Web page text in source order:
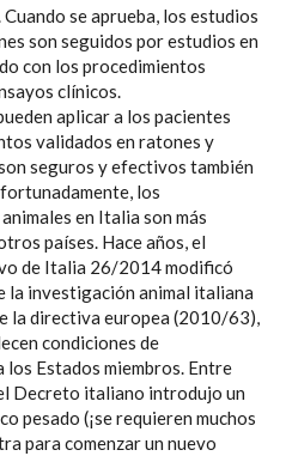
se aprueba, los estudios
son seguidos por estudios en
con los procedimientos
clínicos.
aplicar a los pacientes
validados en ratones y
seguros y efectivos también
los
en Italia son más
países. Hace años, el
de Italia 26/2014 modificó
la investigación animal italiana
la directiva europea (2010/63),
condiciones de
Estados miembros. Entre
Decreto italiano introdujo un
pesado (¡se requieren muchos
para comenzar un nuevo